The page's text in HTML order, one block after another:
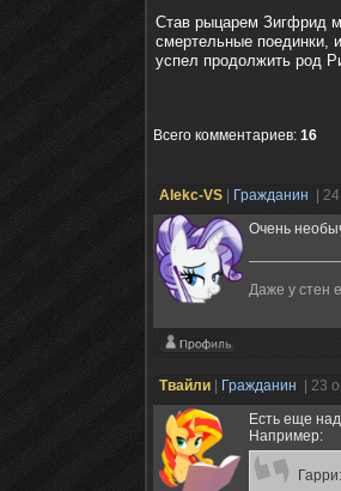
Став рыцарем Зигфрид
смертельные поединки,
успел продолжить род
Всего комментариев: 16
Alekc-VS Гражданин
|
Очень
Даже у стен
Твайли Гражданин
| 23
Есть еще
Например: